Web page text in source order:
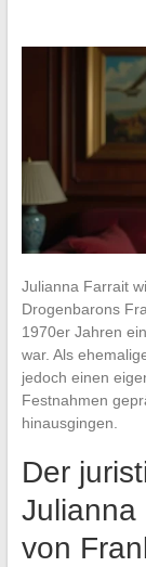
Julianna Farrait
Drogenbarons
1970er Jahren
war. Als
jedoch einen
Festnahmen
hinausgingen.
Der
Julianna
von